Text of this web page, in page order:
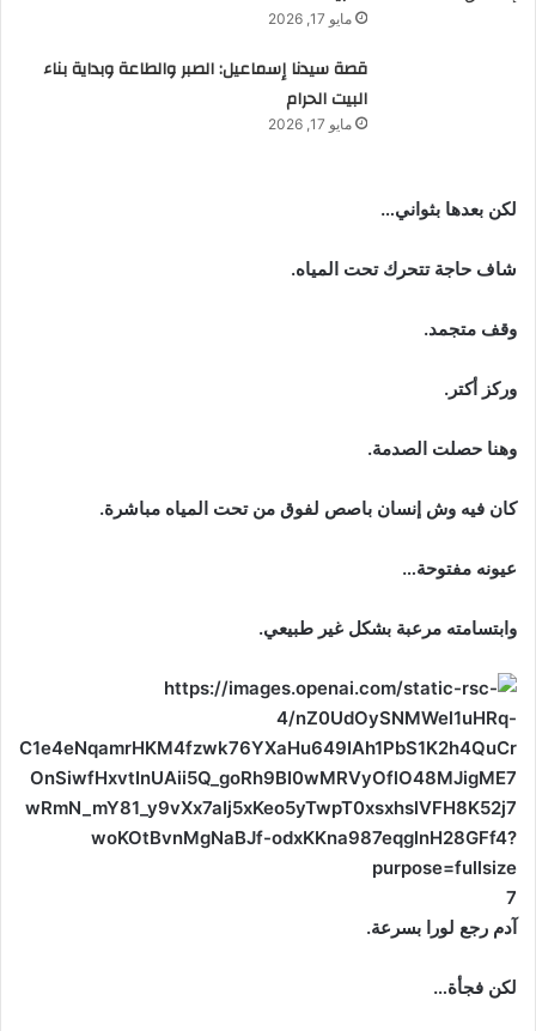
مايو 17, 2026
قصة سيدنا إسماعيل: الصبر والطاعة وبداية بناء
البيت الحرام
مايو 17, 2026
لكن بعدها بثواني…
شاف حاجة تتحرك تحت المياه.
وقف متجمد.
وركز أكتر.
وهنا حصلت الصدمة.
كان فيه وش إنسان باصص لفوق من تحت المياه مباشرة.
عيونه مفتوحة…
وابتسامته مرعبة بشكل غير طبيعي.
7
آدم رجع لورا بسرعة.
لكن فجأة…